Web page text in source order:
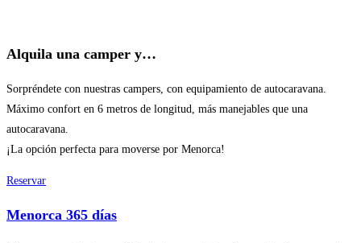
Alquila una camper y…
Sorpréndete con nuestras campers, con equipamiento de autocaravana.
Máximo confort en 6 metros de longitud, más manejables que una
autocaravana.
¡La opción perfecta para moverse por Menorca!
Reservar
Menorca 365 días​